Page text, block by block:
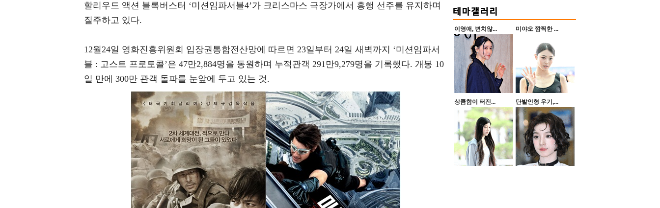
할리우드 액션 블록버스터 ‘미션임파서블4’가 크리스마스 극장가에서 흥행 선주를 유지하며
질주하고 있다.
12월24일 영화진흥위원회 입장권통합전산망에 따르면 23일부터 24일 새벽까지 ‘미션임파서
블 : 고스트 프로토콜’은 47만2,884명을 동원하며 누적관객 291만9,279명을 기록했다. 개봉 10
일 만에 300만 관객 돌파를 눈앞에 두고 있는 것.
이영애, 변치않... 미야오 깜찍한 ...
상큼함이 터진... 단발인형 우기,...